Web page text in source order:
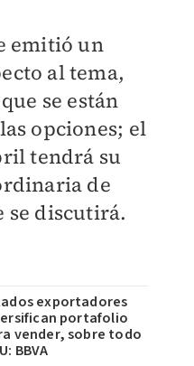
emitió un
al tema,
se están
opciones; el
tendrá su
de
se discutirá.
exportadores
portafolio
vender, sobre todo
BBVA